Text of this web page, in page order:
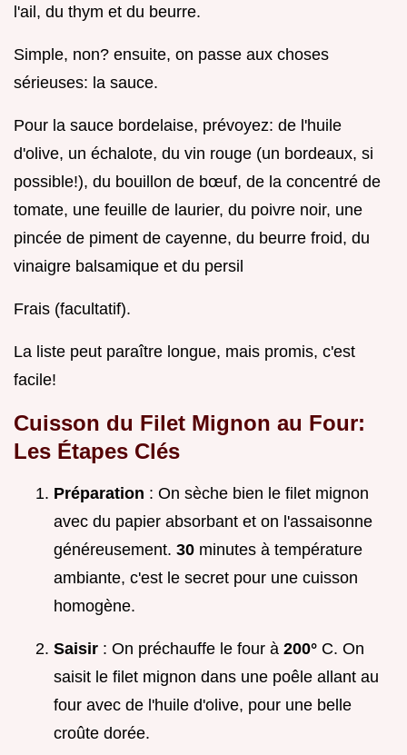
l'ail, du thym et du beurre.
Simple, non? ensuite, on passe aux choses
sérieuses: la sauce.
Pour la sauce bordelaise, prévoyez: de l'huile
d'olive, un échalote, du vin rouge (un bordeaux, si
possible!), du bouillon de bœuf, de la concentré de
tomate, une feuille de laurier, du poivre noir, une
pincée de piment de cayenne, du beurre froid, du
vinaigre balsamique et du persil
Frais (facultatif).
La liste peut paraître longue, mais promis, c'est
facile!
Cuisson du Filet Mignon au Four:
Les Étapes Clés
Préparation : On sèche bien le filet mignon
avec du papier absorbant et on l'assaisonne
généreusement. 30 minutes à température
ambiante, c'est le secret pour une cuisson
homogène.
Saisir : On préchauffe le four à 200° C. On
saisit le filet mignon dans une poêle allant au
four avec de l'huile d'olive, pour une belle
croûte dorée.